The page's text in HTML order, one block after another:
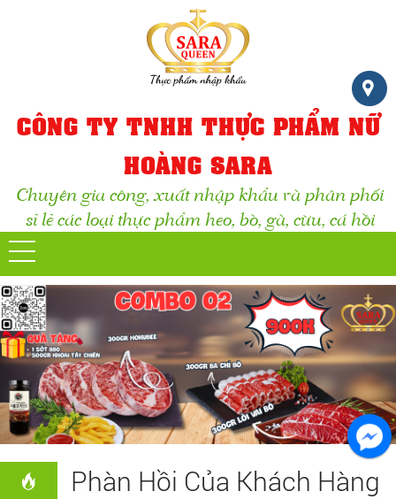
CÔNG TY TNHH THỰC PHẨM NỮ
HOÀNG SARA
Chuyên gia công, xuất nhập khẩu và phân phối
sỉ lẻ các loại thực phẩm heo, bò, gà, cừu, cá hồi
Phàn Hồi Của Khách Hàng